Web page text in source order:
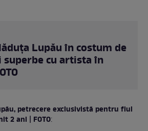
Lupău în costum de
superbe cu artista în
petrecere exclusivistă pentru fiul
2 ani | FOTO: